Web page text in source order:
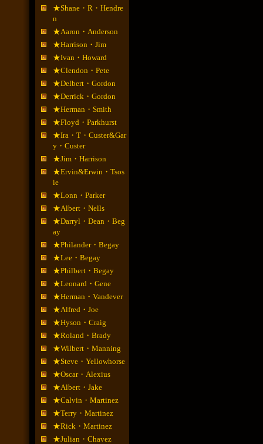
★Shane・R・Hendre
n
★Aaron・Anderson
★Harrison・Jim
★Ivan・Howard
★Clendon・Pete
★Delbert・Gordon
★Derrick・Gordon
★Herman・Smith
★Floyd・Parkhurst
★Ira・T・Custer&Gar
y・Custer
★Jim・Harrison
★Ervin&Erwin・Tsos
ie
★Lonn・Parker
★Albert・Nells
★Darryl・Dean・Beg
ay
★Philander・Begay
★Lee・Begay
★Philbert・Begay
★Leonard・Gene
★Herman・Vandever
★Alfred・Joe
★Hyson・Craig
★Roland・Brady
★Wilbert・Manning
★Steve・Yellowhorse
★Oscar・Alexius
★Albert・Jake
★Calvin・Martinez
★Terry・Martinez
★Rick・Martinez
★Julian・Chavez